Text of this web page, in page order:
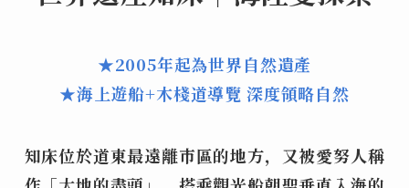
★2005年起為世界自然遺產
★海上遊船+木棧道導覽 深度領略自然
知床位於道東最遠離市區的地方，又被愛努人稱